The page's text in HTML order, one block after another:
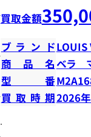
買取金額
ブランドLOUIS
商品名ベラ
型番
買取時期2026